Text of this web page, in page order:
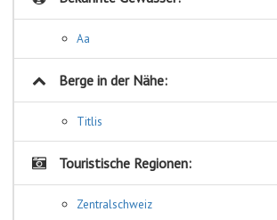
Aa
Berge in der Nähe:
Titlis
Touristische Regionen:
Zentralschweiz